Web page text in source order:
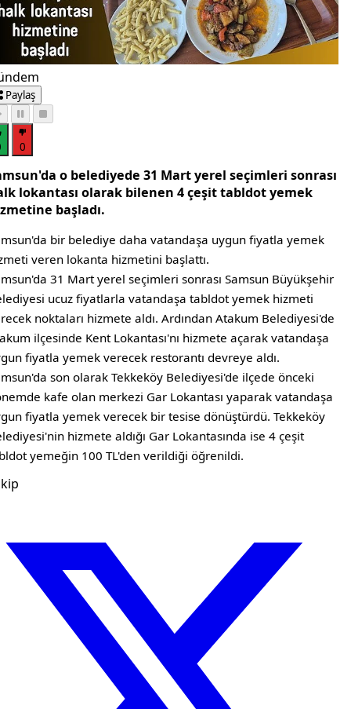
Paylaş
0
o belediyede 31 Mart yerel seçimleri sonrası
lokantası olarak bilenen 4 çeşit tabldot yemek
başladı.
bir belediye daha vatandaşa uygun fiyatla yemek
veren lokanta hizmetini başlattı.
31 Mart yerel seçimleri sonrası Samsun Büyükşehir
ucuz fiyatlarla vatandaşa tabldot yemek hizmeti
noktaları hizmete aldı. Ardından Atakum Belediyesi'de
ilçesinde Kent Lokantası'nı hizmete açarak vatandaşa
fiyatla yemek verecek restorantı devreye aldı.
son olarak Tekkeköy Belediyesi'de ilçede önceki
kafe olan merkezi Gar Lokantası yaparak vatandaşa
fiyatla yemek verecek bir tesise dönüştürdü. Tekkeköy
hizmete aldığı Gar Lokantasında ise 4 çeşit
yemeğin 100 TL'den verildiği öğrenildi.